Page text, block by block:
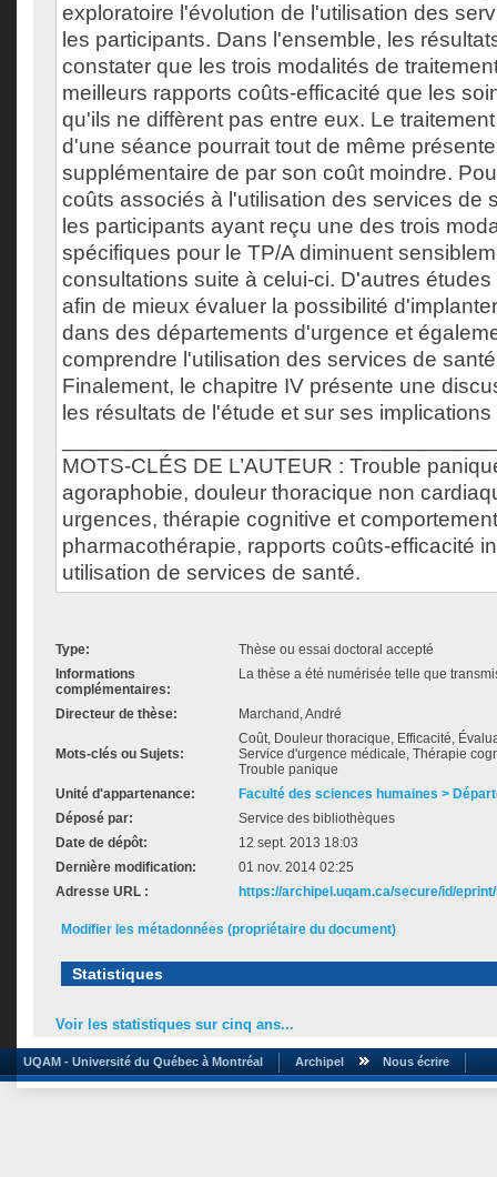
exploratoire l'évolution de l'utilisation des
les participants. Dans l'ensemble, les
constater que les trois modalités de
meilleurs rapports coûts-efficacité que les
qu'ils ne diffèrent pas entre eux. Le
d'une séance pourrait tout de même
supplémentaire de par son coût moindre.
coûts associés à l'utilisation des services de
les participants ayant reçu une des trois
spécifiques pour le TP/A diminuent
consultations suite à celui-ci. D'autres
afin de mieux évaluer la possibilité
dans des départements d'urgence et
comprendre l'utilisation des services de
Finalement, le chapitre IV présente une
les résultats de l'étude et sur ses
MOTS-CLÉS DE L’AUTEUR : Trouble
agoraphobie, douleur thoracique non
urgences, thérapie cognitive et
pharmacothérapie, rapports coûts-efficacité
utilisation de services de santé.
Type:
Thèse ou essai doctoral accepté
Informations
complémentaires:
La thèse a été numérisée telle que
Directeur de thèse: Marchand, André
Mots-clés ou Sujets:
Coût, Douleur thoracique, Efficacité,
Service d'urgence médicale, Thérapie
Trouble panique
Unité d'appartenance:
Faculté des sciences humaines >
Déposé par:
Service des bibliothèques
Date de dépôt:
12 sept. 2013 18:03
Dernière modification:
01 nov. 2014 02:25
Adresse URL :
https://archipel.uqam.ca/secure/id/
Modifier les métadonnées (propriétaire du document)
Statistiques
Voir les statistiques sur cinq ans...
UQAM - Université du Québec à Montréal Archipel Nous écrire